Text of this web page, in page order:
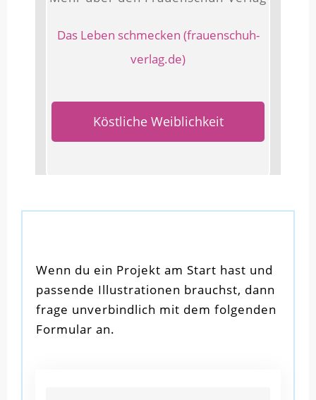
Das Leben schmecken (frauenschuh-
verlag.de)
Köstliche Weiblichkeit
Wenn du ein Projekt am Start hast und
passende Illustrationen brauchst, dann
frage unverbindlich mit dem folgenden
Formular an.